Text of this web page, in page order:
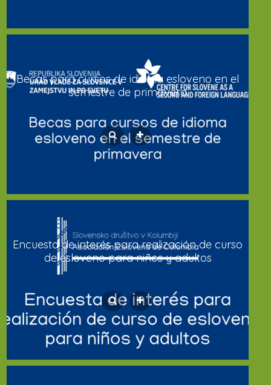
Becas para cursos de idioma esloveno en el
semestre de primavera
Encuesta de interés para realización de curso
de esloveno para niños y adultos